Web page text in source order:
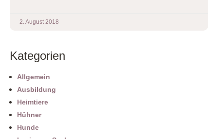
2. August 2018
Kategorien
Allgemein
Ausbildung
Heimtiere
Hühner
Hunde